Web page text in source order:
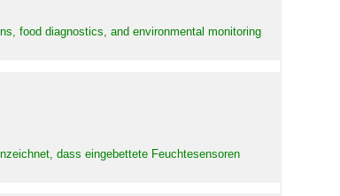
food diagnostics, and environmental monitoring
dass eingebettete Feuchtesensoren